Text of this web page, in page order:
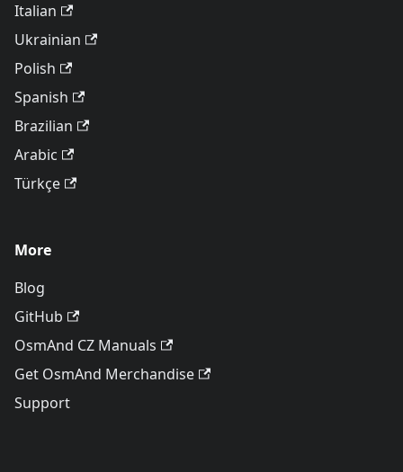
Italian
Ukrainian
Polish
Spanish
Brazilian
Arabic
Türkçe
More
Blog
GitHub
OsmAnd CZ Manuals
Get OsmAnd Merchandise
Support